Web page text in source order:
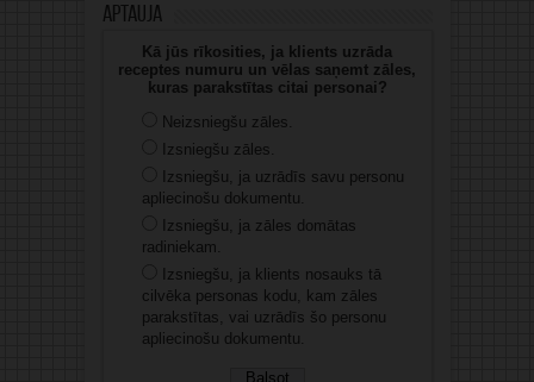
Aptauja
Kā jūs rīkosities, ja klients uzrāda
receptes numuru un vēlas saņemt zāles,
kuras parakstītas citai personai?
Neizsniegšu zāles.
Izsniegšu zāles.
Izsniegšu, ja uzrādīs savu personu
apliecinošu dokumentu.
Izsniegšu, ja zāles domātas
radiniekam.
Izsniegšu, ja klients nosauks tā
cilvēka personas kodu, kam zāles
parakstītas, vai uzrādīs šo personu
apliecinošu dokumentu.